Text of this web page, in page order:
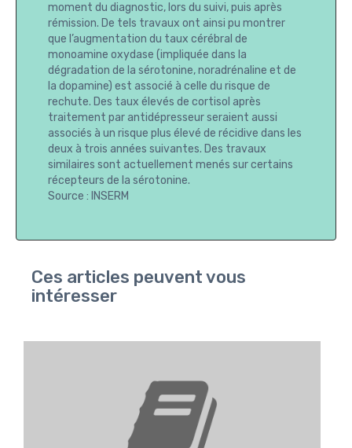
moment du diagnostic, lors du suivi, puis après
rémission. De tels travaux ont ainsi pu montrer
que l’augmentation du taux cérébral de
monoamine oxydase (impliquée dans la
dégradation de la sérotonine, noradrénaline et de
la dopamine) est associé à celle du risque de
rechute. Des taux élevés de cortisol après
traitement par antidépresseur seraient aussi
associés à un risque plus élevé de récidive dans les
deux à trois années suivantes. Des travaux
similaires sont actuellement menés sur certains
récepteurs de la sérotonine.
Source : INSERM
Ces articles peuvent vous
intéresser